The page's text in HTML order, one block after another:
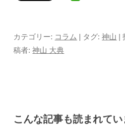
カテゴリー: コラム | タグ:神山 |
稿者:神山 大典
こんな記事も読まれてい